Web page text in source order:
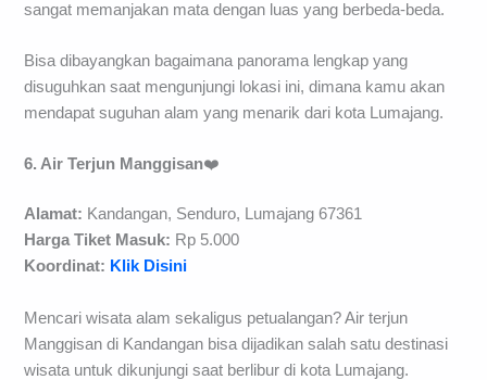
sangat memanjakan mata dengan luas yang berbeda-beda.
Bisa dibayangkan bagaimana panorama lengkap yang
disuguhkan saat mengunjungi lokasi ini, dimana kamu akan
mendapat suguhan alam yang menarik dari kota Lumajang.
6. Air Terjun Manggisan❤️
Alamat: Kandangan, Senduro, Lumajang 67361
Harga Tiket Masuk: Rp 5.000
Koordinat: Klik Disini
Mencari wisata alam sekaligus petualangan? Air terjun
Manggisan di Kandangan bisa dijadikan salah satu destinasi
wisata untuk dikunjungi saat berlibur di kota Lumajang.